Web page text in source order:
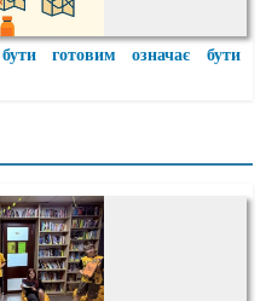
готовим означає бути